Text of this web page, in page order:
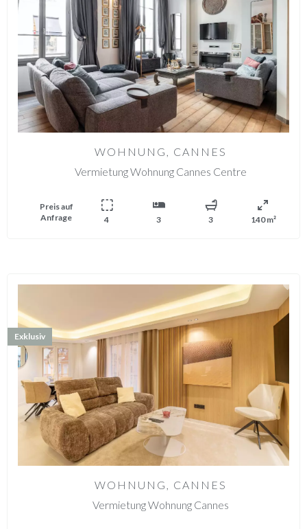
WOHNUNG, CANNES
Vermietung Wohnung Cannes Centre
Preis auf
Anfrage
4 3 3 140 m²
WOHNUNG, CANNES
Vermietung Wohnung Cannes
Exklusiv